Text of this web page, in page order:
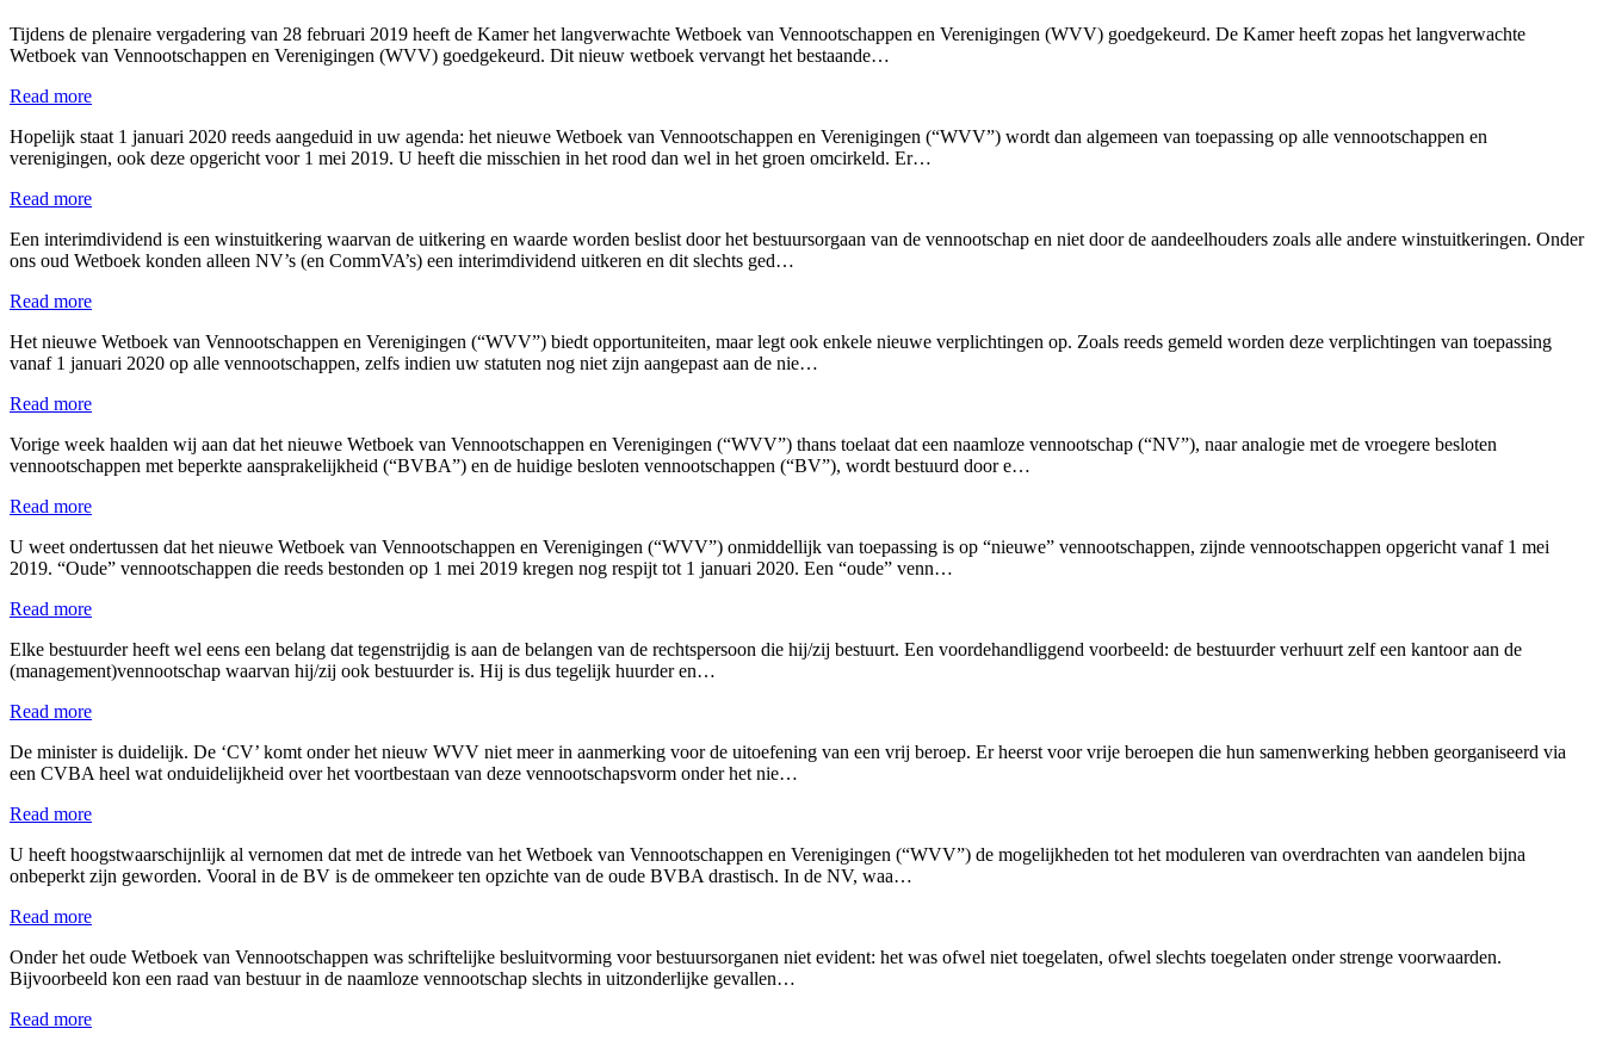
Tijdens de plenaire vergadering van 28 februari 2019 heeft de Kamer het langverwachte Wetboek van Vennootschappen en Verenigingen (WVV) goedgekeurd. De Kamer heeft zopas het langverwachte
Wetboek van Vennootschappen en Verenigingen (WVV) goedgekeurd. Dit nieuw wetboek vervangt het bestaande…
Read more
Hopelijk staat 1 januari 2020 reeds aangeduid in uw agenda: het nieuwe Wetboek van Vennootschappen en Verenigingen (“WVV”) wordt dan algemeen van toepassing op alle vennootschappen en
verenigingen, ook deze opgericht voor 1 mei 2019. U heeft die misschien in het rood dan wel in het groen omcirkeld. Er…
Read more
Een interimdividend is een winstuitkering waarvan de uitkering en waarde worden beslist door het bestuursorgaan van de vennootschap en niet door de aandeelhouders zoals alle andere winstuitkeringen. Onder
ons oud Wetboek konden alleen NV’s (en CommVA’s) een interimdividend uitkeren en dit slechts ged…
Read more
Het nieuwe Wetboek van Vennootschappen en Verenigingen (“WVV”) biedt opportuniteiten, maar legt ook enkele nieuwe verplichtingen op. Zoals reeds gemeld worden deze verplichtingen van toepassing
vanaf 1 januari 2020 op alle vennootschappen, zelfs indien uw statuten nog niet zijn aangepast aan de nie…
Read more
Vorige week haalden wij aan dat het nieuwe Wetboek van Vennootschappen en Verenigingen (“WVV”) thans toelaat dat een naamloze vennootschap (“NV”), naar analogie met de vroegere besloten
vennootschappen met beperkte aansprakelijkheid (“BVBA”) en de huidige besloten vennootschappen (“BV”), wordt bestuurd door e…
Read more
U weet ondertussen dat het nieuwe Wetboek van Vennootschappen en Verenigingen (“WVV”) onmiddellijk van toepassing is op “nieuwe” vennootschappen, zijnde vennootschappen opgericht vanaf 1 mei
2019. “Oude” vennootschappen die reeds bestonden op 1 mei 2019 kregen nog respijt tot 1 januari 2020. Een “oude” venn…
Read more
Elke bestuurder heeft wel eens een belang dat tegenstrijdig is aan de belangen van de rechtspersoon die hij/zij bestuurt. Een voordehandliggend voorbeeld: de bestuurder verhuurt zelf een kantoor aan de
(management)vennootschap waarvan hij/zij ook bestuurder is. Hij is dus tegelijk huurder en…
Read more
De minister is duidelijk. De ‘CV’ komt onder het nieuw WVV niet meer in aanmerking voor de uitoefening van een vrij beroep. Er heerst voor vrije beroepen die hun samenwerking hebben georganiseerd via
een CVBA heel wat onduidelijkheid over het voortbestaan van deze vennootschapsvorm onder het nie…
Read more
U heeft hoogstwaarschijnlijk al vernomen dat met de intrede van het Wetboek van Vennootschappen en Verenigingen (“WVV”) de mogelijkheden tot het moduleren van overdrachten van aandelen bijna
onbeperkt zijn geworden. Vooral in de BV is de ommekeer ten opzichte van de oude BVBA drastisch. In de NV, waa…
Read more
Onder het oude Wetboek van Vennootschappen was schriftelijke besluitvorming voor bestuursorganen niet evident: het was ofwel niet toegelaten, ofwel slechts toegelaten onder strenge voorwaarden.
Bijvoorbeeld kon een raad van bestuur in de naamloze vennootschap slechts in uitzonderlijke gevallen…
Read more